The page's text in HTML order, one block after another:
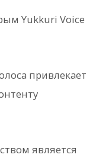
Yukkuri Voice
привлекает
является